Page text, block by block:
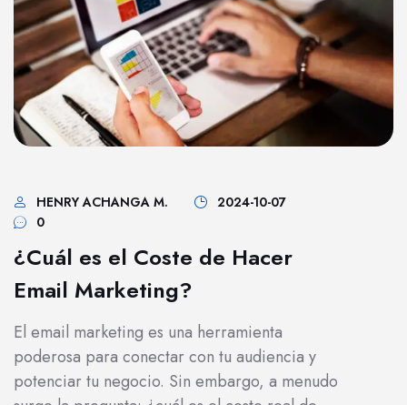
HENRY ACHANGA M.
2024-10-07
0
¿Cuál es el Coste de Hacer
Email Marketing?
El email marketing es una herramienta
poderosa para conectar con tu audiencia y
potenciar tu negocio. Sin embargo, a menudo